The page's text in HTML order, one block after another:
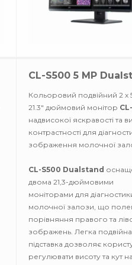
CL-S500 5 MP
Кольоровий подвійний 2 х
21.3" дюймовий монітор
надвисокої яскравості та
контрастності для
зображення молочної
CL-S500 Dualstand
двома 21,3-дюймовими
моніторами для
молочної залози, що
порівняння правого та
зображень. Легка подвійна
підставка дозволяє
регулювати висоту та кут